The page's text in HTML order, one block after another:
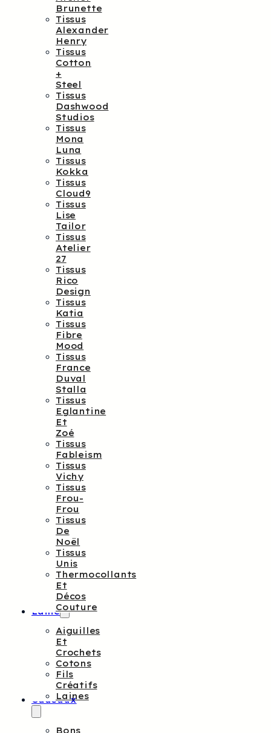
Brunette
Tissus
Alexander
Henry
Tissus
Cotton
+
Steel
Tissus
Dashwood
Studios
Tissus
Mona
Luna
Tissus
Kokka
Tissus
Cloud9
Tissus
Lise
Tailor
Tissus
Atelier
27
Tissus
Rico
Design
Tissus
Katia
Tissus
Fibre
Mood
Tissus
France
Duval
Stalla
Tissus
Eglantine
Et
Zoé
Tissus
Fableism
Tissus
Vichy
Tissus
Frou-
Frou
Tissus
De
Noël
Tissus
Unis
Thermocollants
Et
Décos
Couture
Laine
Aiguilles
Et
Crochets
Cotons
Fils
Créatifs
Laines
Cadeaux
Bons